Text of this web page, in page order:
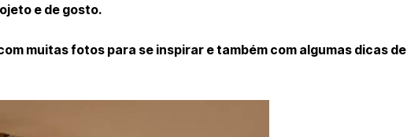
e de gosto.
muitas fotos para se inspirar e também com algumas dicas de